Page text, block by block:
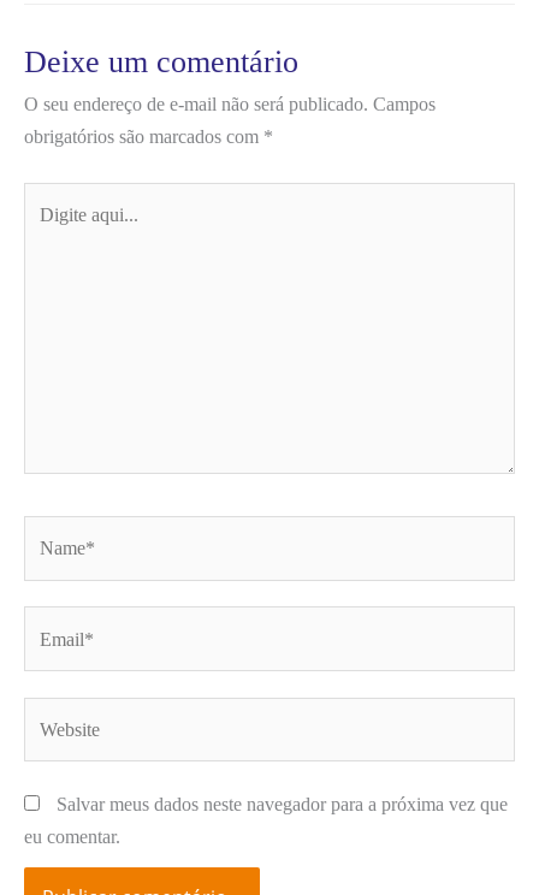
Deixe um comentário
O seu endereço de e-mail não será publicado. Campos
obrigatórios são marcados com *
aqui...
Salvar meus dados neste navegador para a próxima vez que
eu comentar.